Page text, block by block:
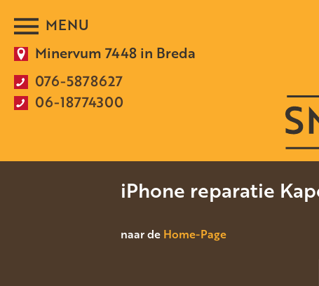
Minervum 7448 in Breda
076-5878627
06-18774300
iPhone reparatie
naar de Home-Page